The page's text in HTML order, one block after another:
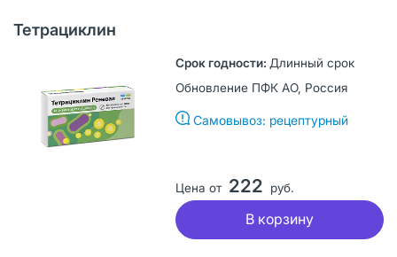
Тетрациклин
Длинный срок
Обновление ПФК АО, Россия
Самовывоз: рецептурный
Цена от 222 руб.
В корзину